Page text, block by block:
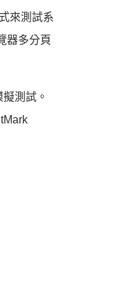
來測試系
器多分頁
測試。